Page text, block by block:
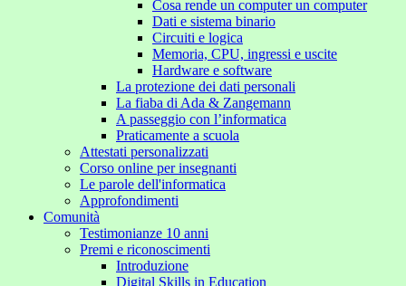
Cosa rende un computer un computer
Dati e sistema binario
Circuiti e logica
Memoria, CPU, ingressi e uscite
Hardware e software
La protezione dei dati personali
La fiaba di Ada & Zangemann
A passeggio con l’informatica
Praticamente a scuola
Attestati personalizzati
Corso online per insegnanti
Le parole dell'informatica
Approfondimenti
Comunità
Testimonianze 10 anni
Premi e riconoscimenti
Introduzione
Digital Skills in Education